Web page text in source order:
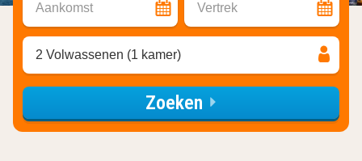
Aankomst Vertrek
2 Volwassenen (1 kamer)
Zoeken